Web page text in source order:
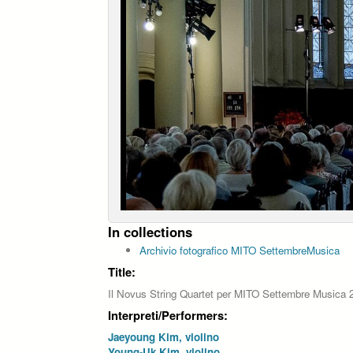
In collections
Archivio fotografico MITO SettembreMusica
Title:
Il Novus String Quartet per MITO Settembre Musica
Interpreti/Performers:
Jaeyoung Kim, violino